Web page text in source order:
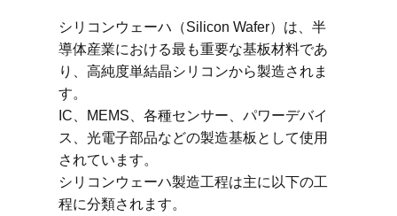
シリコンウェーハ（Silicon Wafer）は、半
導体産業における最も重要な基板材料であ
り、高純度単結晶シリコンから製造されま
す。
IC、MEMS、各種センサー、パワーデバイ
ス、光電子部品などの製造基板として使用
されています。
シリコンウェーハ製造工程は主に以下の工
程に分類されます。